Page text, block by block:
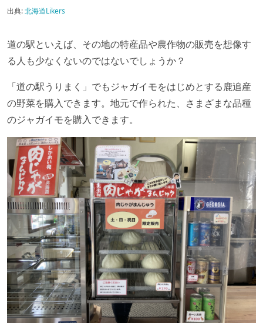
出典:北海道Likers
道の駅といえば、その地の特産品や農作物の販売を想像す
る人も少なくないのではないでしょうか？
「道の駅うりまく」でもジャガイモをはじめとする鹿追産
の野菜を購入できます。地元で作られた、さまざまな品種
のジャガイモを購入できます。